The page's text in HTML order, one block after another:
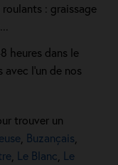
: graissage
heures dans le
avec l'un de nos
trouver un
Buzançais
Le Blanc Le